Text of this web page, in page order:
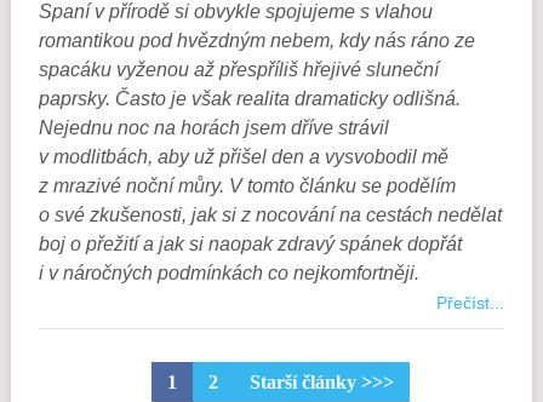
Spaní v přírodě si obvykle spojujeme s vlahou
romantikou pod hvězdným nebem, kdy nás ráno ze
spacáku vyženou až přespříliš hřejivé sluneční
paprsky. Často je však realita dramaticky odlišná.
Nejednu noc na horách jsem dříve strávil
v modlitbách, aby už přišel den a vysvobodil mě
z mrazivé noční můry. V tomto článku se podělím
o své zkušenosti, jak si z nocování na cestách nedělat
boj o přežití a jak si naopak zdravý spánek dopřát
i v náročných podmínkách co nejkomfortněji.
Přečíst...
1 2 Starší články >>>